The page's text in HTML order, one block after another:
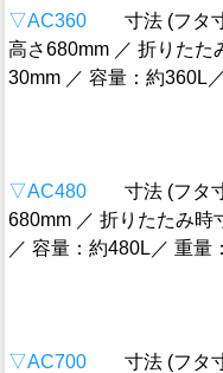
▽AC360 寸法 (フタ寸
高さ680mm ／ 折りたた
30mm ／ 容量：約360L
▽AC480 寸法 (フタ寸
680mm ／ 折りたたみ時
／ 容量：約480L／ 重量
▽AC700 寸法 (フタ寸